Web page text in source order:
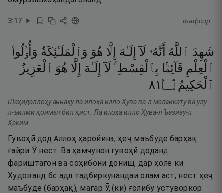
3:17 тафсир
شَهِدَ ٱللَّهُ أَنَّهُۥ لَآ إِلَـٰهَ إِلَّا هُوَ وَٱلْمَلَـٰٓئِكَةُ وَأُو۟لُوا۟
ٱلْعِلْمِ قَآئِمًۢا بِٱلْقِسْطِ ۚ لَآ إِلَـٰهَ إِلَّا هُوَ ٱلْعَزِيزُ
ٱلْحَكِيمُ ۝١٨
Шаҳидаллоҳу аннаҳу ла илоҳа илло Ҳува ва-л малаикату ва улу-
л-ъилми қоиман бил қист. Ла илоҳа илло Ҳува-л Ъазизу-л
Ҳаким.
Гувоҳӣ дод Аллоҳ ҳаройина, ҳеҷ маъбуде барҳақ
ғайри Ӯ нест. Ва ҳамчунон гувоҳӣ доданд
фариштагон ва соҳибони дониш, дар ҳоле ки
Худованд бо адл тадбиркунандаи олам аст, нест ҳеҷ
маъбуде (барҳақ), магар Ӯ, (ки) ғолибу устуворкор